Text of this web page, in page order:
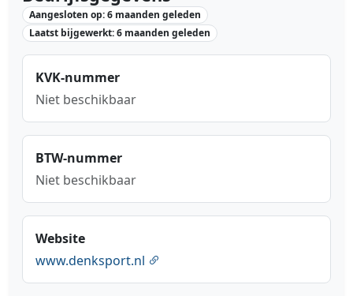
Aangesloten op: 6 maanden geleden
Laatst bijgewerkt: 6 maanden geleden
KVK-nummer
Niet beschikbaar
BTW-nummer
Niet beschikbaar
Website
www.denksport.nl